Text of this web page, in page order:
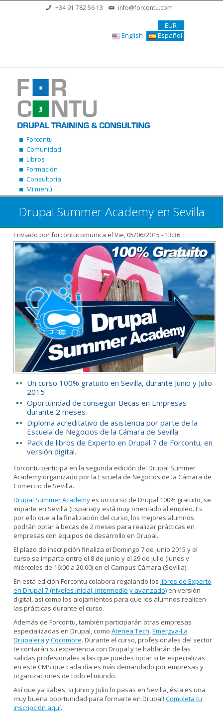
Pasar al contenido principal
+34 91 782 56 13 info@forcontu.com
EUR
English
Español
Forcontu
Comunidad
Libros
Formación
Consultoría
Mi menú
Drupal Summer Academy en Sevilla
Enviado porforcontucomunica el Vie, 05/06/2015 - 13:36
Un curso 100% gratuito en Sevilla, durante Junio y Julio
2015
Oportunidad de conseguir Becas en Empresas
durante 2 meses
Diploma acreditativo de asistencia por parte de la
Escuela de Negocios de la Cámara de Sevilla
Pack de libros de Experto en Drupal 7 de Forcontu, en
versión digital.
Forcontu participa en la segunda edición del Drupal Summer
Academy organizado por la Escuela de Negocios de la Cámara de
Comercio de Sevilla.
Drupal Summer Academyes un curso de Drupal 100% gratuito, se
imparte en Sevilla (España) y está muy orientado al empleo. Es
por ello que a la finalización del curso, los mejores alumnos
podrán optar a becas de 2 meses para realizar prácticas en
empresas con equipos de desarrollo en Drupal.
El plazo de inscripción finaliza el Domingo 7 de junio 2015 y el
curso se imparte entre el 8 de junio y el 29 de julio (lunes y
miércoles de 16:00 a 20:00) en el Campus Cámara (Sevilla).
En esta edición Forcontu colabora regalando los libros de Experto
en Drupal 7 (niveles inicial, intermedio y avanzado)en versión
digital, así como los alojamientos para que los alumnos realicen
las prácticas durante el curso.
Además de Forcontu, también participarán otras empresas
especializadas en Drupal, como Atenea Tech Emergya-La
Drupalera yCocomore. Durante el curso, profesionales del sector
te contarán su experiencia con Drupal y te hablarán de las
salidas profesionales a las que puedes optar si te especializas
en este CMS que cada día es más demandado por empresas y
organizaciones de todo el mundo.
Así que ya sabes, si Junio y Julio lo pasas en Sevilla, ésta es una
muy buena oportunidad para formarte en Drupal! Completa tu
inscripción aquí.